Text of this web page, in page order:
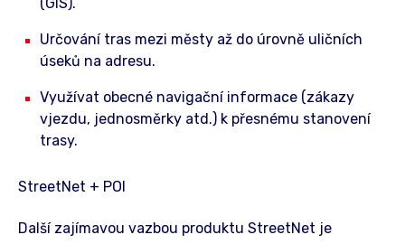
Určování tras mezi městy až do úrovně uličních
úseků na adresu.
Využívat obecné navigační informace (zákazy
vjezdu, jednosměrky atd.) k přesnému stanovení
trasy.
StreetNet + POI
Další zajímavou vazbou produktu StreetNet je